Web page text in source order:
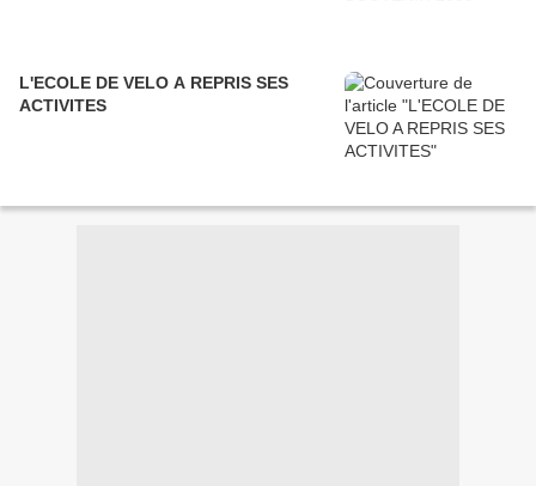
L'ECOLE DE VELO A REPRIS SES
ACTIVITES